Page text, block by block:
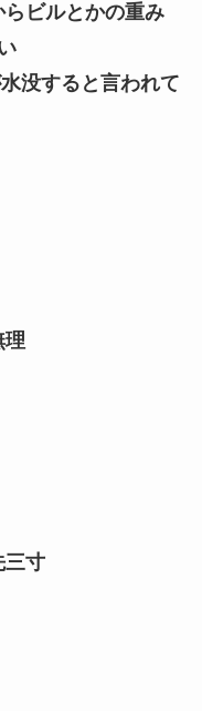
ビルとかの重み
没すると言われて
理
三寸